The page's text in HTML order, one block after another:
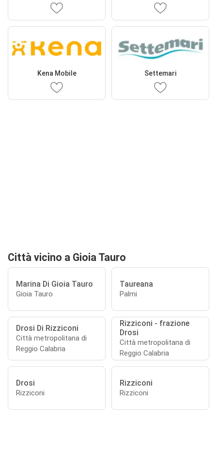
Kena Mobile Settemari
Città vicino a Gioia Tauro
Marina Di Gioia Tauro
Gioia Tauro
Taureana
Palmi
Drosi Di Rizziconi
Città metropolitana di
Reggio Calabria
Rizziconi - frazione
Drosi
Città metropolitana di
Reggio Calabria
Drosi
Rizziconi
Rizziconi
Rizziconi